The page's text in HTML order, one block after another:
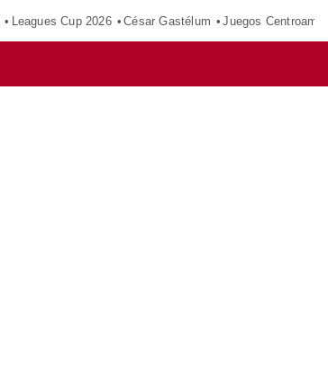
Leagues Cup 2026 César Gastélum Juegos